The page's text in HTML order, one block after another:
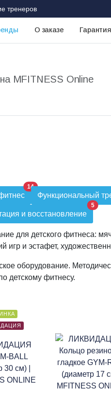
тренеров
О заказе Гарантия
14
Функциональный
и восстановление
5
для детского фитнеса:
игр и эстафет,
оборудование.
детскому фитнесу.